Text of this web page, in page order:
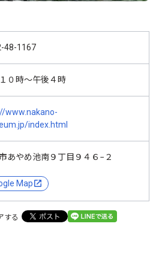
48-1167
０時～午後４時
www.nakano-
index.html
あやめ池南９丁目９４６−２
Map
する